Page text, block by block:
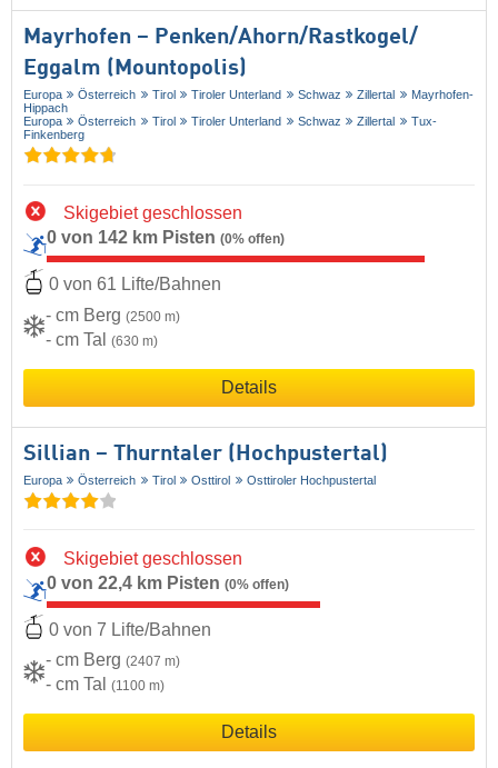
Mayrhofen – Penken/​Ahorn/​Rastkogel/​
Eggalm (Mountopolis)
Europa Österreich Tirol Tiroler Unterland Schwaz Zillertal
Mayrhofen-
Hippach
Europa
Österreich Tirol Tiroler Unterland Schwaz Zillertal
Tux-
Finkenberg
Skigebiet geschlossen
0 von 142 km Pisten (0% offen)
0 von 61 Lifte/Bahnen
- cm Berg (2500 m)
- cm Tal (630 m)
Details
Sillian – Thurntaler (Hochpustertal)
Europa Österreich Tirol Osttirol Osttiroler Hochpustertal
Skigebiet geschlossen
0 von 22,4 km Pisten (0% offen)
0 von 7 Lifte/Bahnen
- cm Berg (2407 m)
- cm Tal (1100 m)
Details